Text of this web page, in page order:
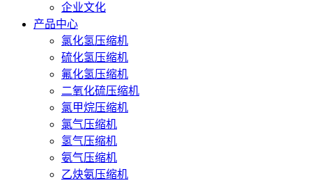
企业文化
产品中心
氯化氢压缩机
硫化氢压缩机
氟化氢压缩机
二氧化硫压缩机
氯甲烷压缩机
氯气压缩机
氢气压缩机
氨气压缩机
乙炔氨压缩机